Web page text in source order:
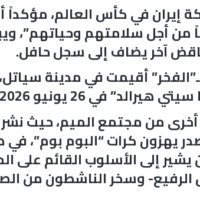
إيران في كأس العالم،
أجل سلامتهم وحياتهم”،
آخر يضاف إلى سجل حافل.
أقيمت في مدينة
“ملون، بكل معنى الكلمة”.
من مجتمع الميم، حيث
يهزون كرات “البوم بوم”،
إلى الأسلوب القائم على
الرفيع- وسخر الناشطون من